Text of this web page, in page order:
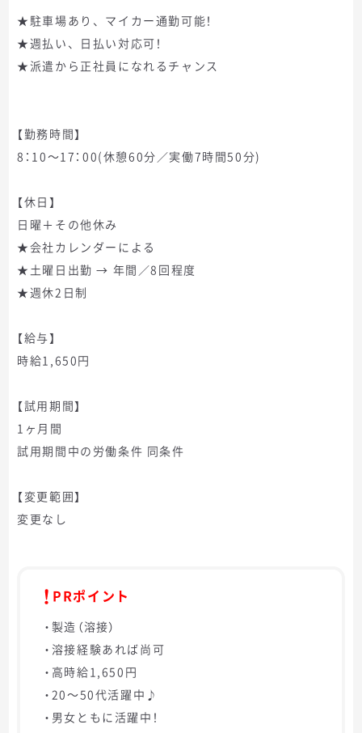
★駐車場あり、マイカー通勤可能！
★週払い、日払い対応可！
★派遣から正社員になれるチャンス
【勤務時間】
8：10～17：00(休憩60分／実働7時間50分)
【休日】
日曜＋その他休み
★会社カレンダーによる
★土曜日出勤 → 年間／8回程度
★週休2日制
【給与】
時給1,650円
【試用期間】
1ヶ月間
試用期間中の労働条件 同条件
【変更範囲】
変更なし
PRポイント
・製造（溶接）
・溶接経験あれば尚可
・高時給1,650円
・20～50代活躍中♪
・男女ともに活躍中！